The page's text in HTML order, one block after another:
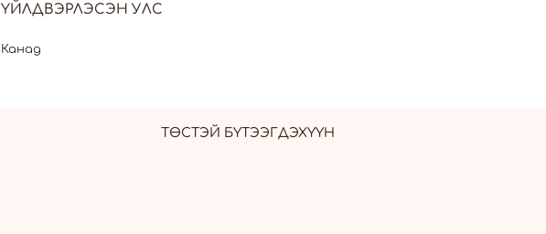
ҮЙЛДВЭРЛЭСЭН УЛС
Канад
ТӨСТЭЙ БҮТЭЭГДЭХҮҮН